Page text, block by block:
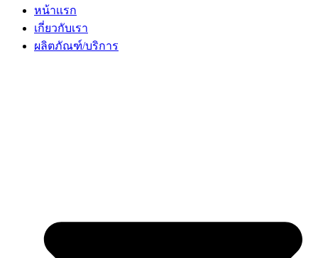
หน้าเเรก
เกี่ยวกับเรา
ผลิตภัณฑ์/บริการ